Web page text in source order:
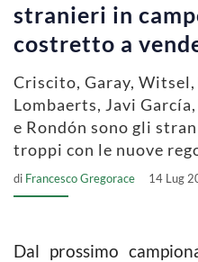
stranieri in
costretto a
Criscito, Garay,
Lombaerts, Javi
e Rondón sono gli
troppi con le nuove
di Francesco Gregorace 14 Lug
Dal prossimo